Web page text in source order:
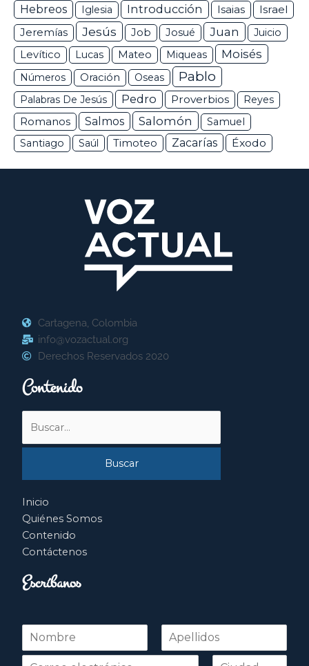
Hebreos
Iglesia Introducción Isaias Israel
Jeremías Jesús Job Josué Juan
Juicio
Levítico
Lucas Mateo Miqueas Moisés
Números Oración Oseas Pablo
Palabras De Jesús Pedro Proverbios Reyes
Romanos Salmos Salomón
Samuel
Santiago
Saúl Timoteo Zacarías Éxodo
Cartagena, Colombia
info@vozactual.org
Derechos Reservados 2020
Contenido
por:
Inicio
Quiénes Somos
Contenido
Contáctenos
Escríbanos
N
m
Nombre Apellidos